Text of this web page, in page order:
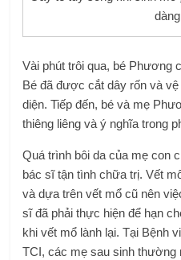
Vài phút trôi qua, bé Phương
Bé đã được cắt dây rốn và
diện. Tiếp đến, bé và mẹ
thiêng liêng và ý nghĩa trong
Quá trình bôi da của mẹ con
bác sĩ tận tình chữa trị. Vết
và dựa trên vết mổ cũ nên
sĩ đã phải thực hiện để hạn
khi vết mổ lành lại. Tại Bệnh
TCI, các mẹ sau sinh